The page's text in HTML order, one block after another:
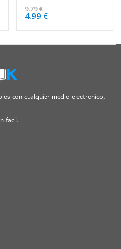
9.79€
4.99 €
con cualquier medio electronico,
facil.